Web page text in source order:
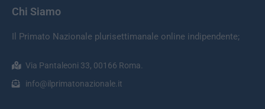
Chi Siamo
Il Primato Nazionale plurisettimanale online indipendente;
Via Pantaleoni 33, 00166 Roma.
info@ilprimatonazionale.it